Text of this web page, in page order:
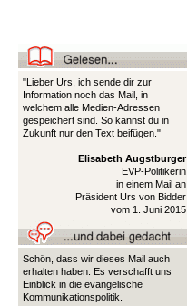
"Lieber Urs, ich sende dir zur
Information noch das Mail, in
welchem alle Medien-Adressen
gespeichert sind. So kannst du in
Zukunft nur den Text beifügen."
Elisabeth Augstburger
EVP-Politikerin
in einem Mail an
Präsident Urs von Bidder
vom 1. Juni 2015
Schön, dass wir dieses Mail auch
erhalten haben. Es verschafft uns
Einblick in die evangelische
Kommunikationspolitik.